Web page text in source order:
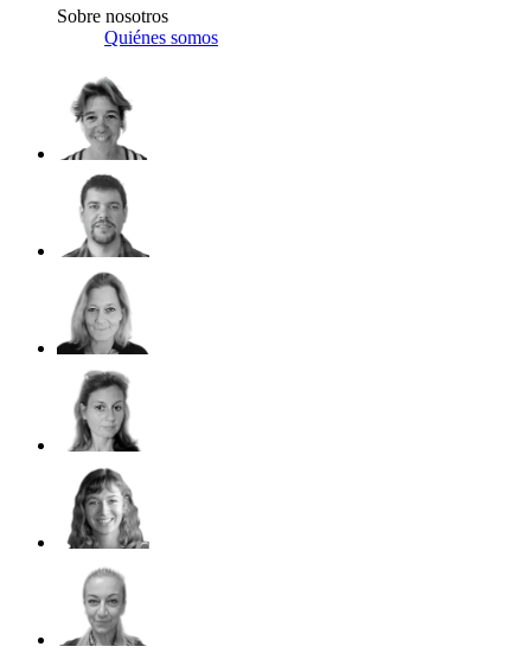
Sobre nosotros
Quiénes somos